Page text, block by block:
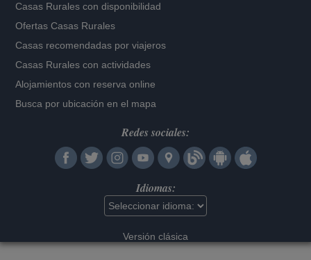
Casas Rurales con disponibilidad
Ofertas Casas Rurales
Casas recomendadas por viajeros
Casas Rurales con actividades
Alojamientos con reserva online
Busca por ubicación en el mapa
Redes sociales:
Idiomas:
Versión clásica